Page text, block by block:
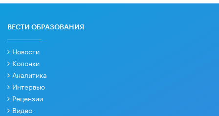
ВЕСТИ ОБРАЗОВАНИЯ
Новости
Колонки
Аналитика
Интервью
Рецензии
Видео